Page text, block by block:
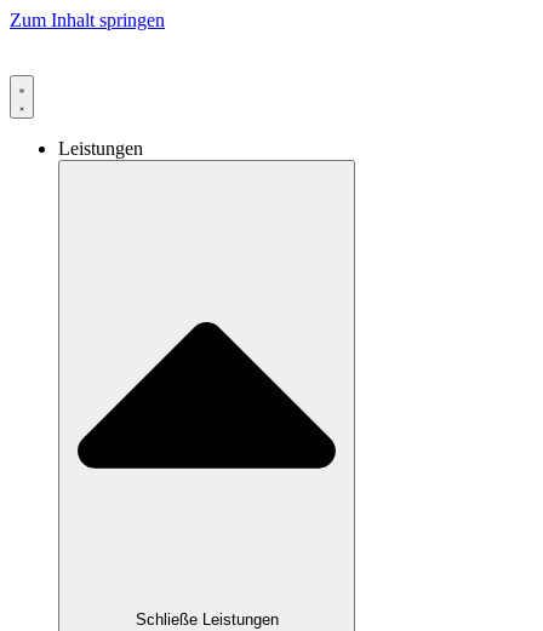
Zum Inhalt springen
Leistungen
Schließe Leistungen